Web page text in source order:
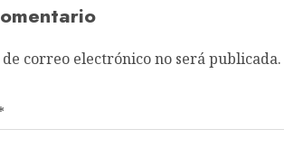
correo electrónico no será publicada.